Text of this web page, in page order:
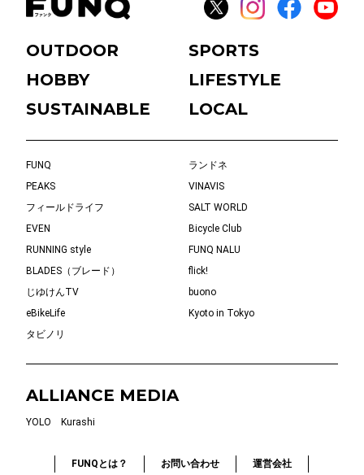
OUTDOOR
SPORTS
HOBBY
LIFESTYLE
SUSTAINABLE
LOCAL
FUNQ
ランドネ
PEAKS
VINAVIS
フィールドライフ
SALT WORLD
EVEN
Bicycle Club
RUNNING style
FUNQ NALU
BLADES（ブレード）
flick!
じゆけんTV
buono
eBikeLife
Kyoto in Tokyo
タビノリ
ALLIANCE MEDIA
YOLO Kurashi
FUNQとは？ お問い合わせ 運営会社